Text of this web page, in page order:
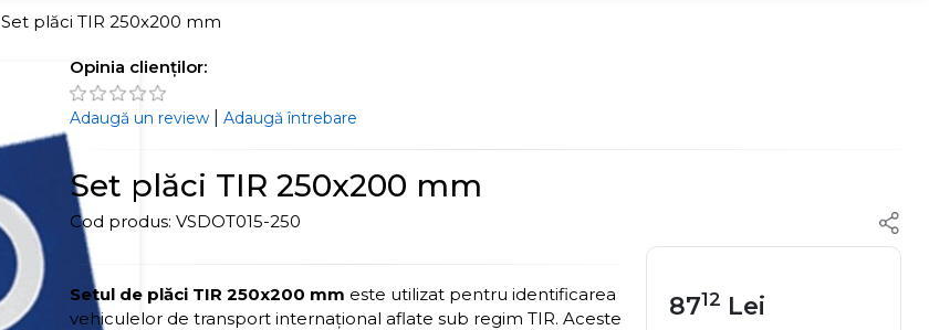
Set plăci TIR 250x200 mm
Opinia clienților:
Adaugă un review |Adaugă întrebare
Set plăci TIR 250x200 mm
Cod produs: VSDOT015-250
Setul de plăci TIR 250x200 mm este utilizat pentru identificarea
vehiculelor de transport internațional aflate sub regim TIR. Aceste
8712 Lei